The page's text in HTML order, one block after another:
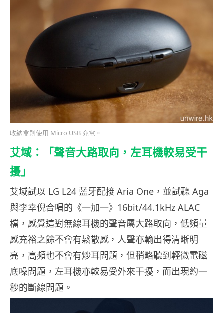
收納盒則使用 Micro USB 充電。
艾域：「聲音大路取向，左耳機較易受干
擾」
艾域試以 LG L24 藍牙配接 Aria One，並試聽 Aga
與李幸倪合唱的《一加一》16bit/44.1kHz ALAC
檔，感覺這對無線耳機的聲音屬大路取向，低頻量
感充裕之餘不會有鬆散感，人聲亦輸出得清晰明
亮，高頻也不會有炒耳問題，但稍略聽到輕微電磁
底噪問題，左耳機亦較易受外來干擾，而出現約一
秒的斷線問題。